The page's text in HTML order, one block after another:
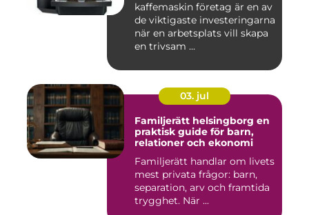
kaffemaskin företag är en av
de viktigaste investeringarna
när en arbetsplats vill skapa
en trivsam ...
03. jul
Familjerätt helsingborg en
praktisk guide för barn,
relationer och ekonomi
Familjerätt handlar om livets
mest privata frågor: barn,
separation, arv och framtida
trygghet. När ...